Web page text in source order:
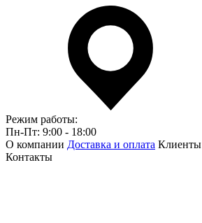
Режим работы:
Пн-Пт: 9:00 - 18:00
О компании Доставка и оплата Клиенты
Контакты